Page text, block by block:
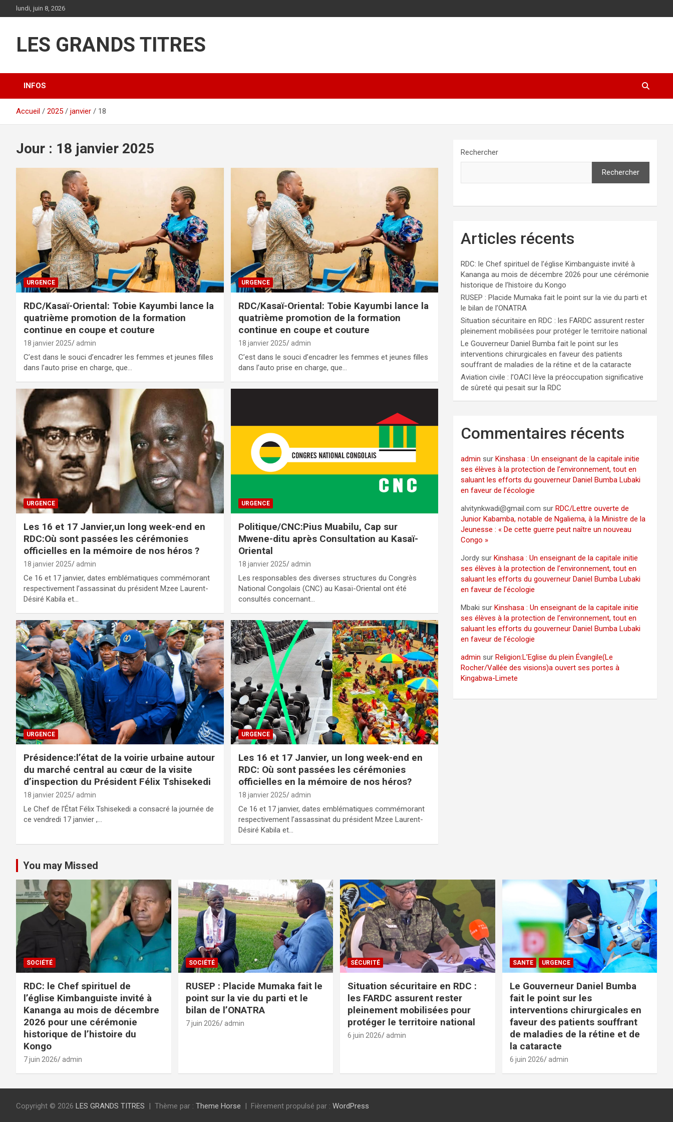
au
lundi, juin 8, 2026
LES GRANDS TITRES
INFOS
Accueil 2025 janvier 18
Jour : 18 janvier 2025
URGENCE
RDC/Kasaï-Oriental: Tobie Kayumbi lance la
quatrième promotion de la formation
continue en coupe et couture
18 janvier 2025 admin
C’est dans le souci d’encadrer les femmes et jeunes filles
dans l’auto prise en charge, que…
URGENCE
RDC/Kasaï-Oriental: Tobie Kayumbi lance la
quatrième promotion de la formation
continue en coupe et couture
18 janvier 2025 admin
C’est dans le souci d’encadrer les femmes et jeunes filles
dans l’auto prise en charge, que…
URGENCE
Les 16 et 17 Janvier,un long week-end en
RDC:Où sont passées les cérémonies
officielles en la mémoire de nos héros ?
18 janvier 2025 admin
Ce 16 et 17 janvier, dates emblématiques commémorant
respectivement l’assassinat du président Mzee Laurent-
Désiré Kabila et…
URGENCE
Politique/CNC:Pius Muabilu, Cap sur
Mwene-ditu après Consultation au Kasaï-
Oriental
18 janvier 2025 admin
Les responsables des diverses structures du Congrès
National Congolais (CNC) au Kasaï-Oriental ont été
consultés concernant…
URGENCE
Présidence:l’état de la voirie urbaine autour
du marché central au cœur de la visite
d’inspection du Président Félix Tshisekedi
18 janvier 2025 admin
Le Chef de l’État Félix Tshisekedi a consacré la journée de
ce vendredi 17 janvier ,…
URGENCE
Les 16 et 17 Janvier, un long week-end en
RDC: Où sont passées les cérémonies
officielles en la mémoire de nos héros?
18 janvier 2025 admin
Ce 16 et 17 janvier, dates emblématiques commémorant
respectivement l’assassinat du président Mzee Laurent-
Désiré Kabila et…
Rechercher
Rechercher
Articles récents
RDC: le Chef spirituel de l’église Kimbanguiste invité à
Kananga au mois de décembre 2026 pour une cérémonie
historique de l’histoire du Kongo
RUSEP : Placide Mumaka fait le point sur la vie du parti et
le bilan de l’ONATRA
Situation sécuritaire en RDC : les FARDC assurent rester
pleinement mobilisées pour protéger le territoire national
Le Gouverneur Daniel Bumba fait le point sur les
interventions chirurgicales en faveur des patients
souffrant de maladies de la rétine et de la cataracte
Aviation civile : l’OACI lève la préoccupation significative
de sûreté qui pesait sur la RDC
Commentaires récents
admin surKinshasa : Un enseignant de la capitale initie
ses élèves à la protection de l’environnement, tout en
saluant les efforts du gouverneur Daniel Bumba Lubaki
en faveur de l’écologie
alvitynkwadi@gmail.com surRDC/Lettre ouverte de
Junior Kabamba, notable de Ngaliema, à la Ministre de la
Jeunesse : « De cette guerre peut naître un nouveau
Congo »
Jordy surKinshasa : Un enseignant de la capitale initie
ses élèves à la protection de l’environnement, tout en
saluant les efforts du gouverneur Daniel Bumba Lubaki
en faveur de l’écologie
Mbaki surKinshasa : Un enseignant de la capitale initie
ses élèves à la protection de l’environnement, tout en
saluant les efforts du gouverneur Daniel Bumba Lubaki
en faveur de l’écologie
admin surReligion:L’Eglise du plein Évangile(Le
Rocher/Vallée des visions)a ouvert ses portes à
Kingabwa-Limete
You may Missed
SOCIÉTÉ
RDC: le Chef spirituel de
l’église Kimbanguiste invité à
Kananga au mois de décembre
2026 pour une cérémonie
historique de l’histoire du
Kongo
7 juin 2026 admin
SOCIÉTÉ
RUSEP : Placide Mumaka fait le
point sur la vie du parti et le
bilan de l’ONATRA
7 juin 2026 admin
SÉCURITÉ
Situation sécuritaire en RDC :
les FARDC assurent rester
pleinement mobilisées pour
protéger le territoire national
6 juin 2026 admin
SANTE URGENCE
Le Gouverneur Daniel Bumba
fait le point sur les
interventions chirurgicales en
faveur des patients souffrant
de maladies de la rétine et de
la cataracte
6 juin 2026 admin
Copyright © 2026 LES GRANDS TITRES Thème par : Theme Horse Fièrement propulsé par : WordPress